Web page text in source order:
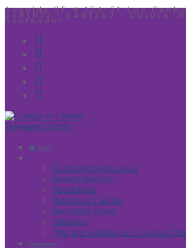
Avenida 2E # 15A-51 Los
5481577 – 5481363 – Cúcuta,
Santander
Inicio
Horizonte Institucional
Reseña histórica
Fundadoras
Política de Calidad
Recorrido virtual
Símbolos
¿Por qué estudiar en el Carmen
Admisiones